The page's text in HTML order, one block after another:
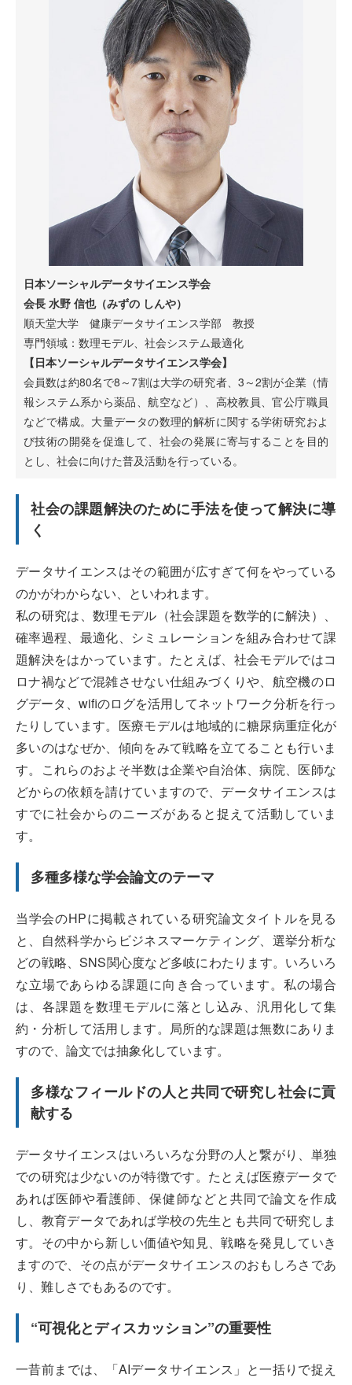
日本ソーシャルデータサイエンス学会
会長 水野 信也（みずの しんや）
順天堂大学 健康データサイエンス学部 教授
専門領域：数理モデル、社会システム最適化
【日本ソーシャルデータサイエンス学会】
会員数は約80名で8～7割は大学の研究者、3～2割が企業（情
報システム系から薬品、航空など）、高校教員、官公庁職員
などで構成。大量データの数理的解析に関する学術研究およ
び技術の開発を促進して、社会の発展に寄与することを目的
とし、社会に向けた普及活動を行っている。
社会の課題解決のために手法を使って解決に導
く
データサイエンスはその範囲が広すぎて何をやっている
のかがわからない、といわれます。
私の研究は、数理モデル（社会課題を数学的に解決）、
確率過程、最適化、シミュレーションを組み合わせて課
題解決をはかっています。たとえば、社会モデルではコ
ロナ禍などで混雑させない仕組みづくりや、航空機のロ
グデータ、wifiのログを活用してネットワーク分析を行っ
たりしています。医療モデルは地域的に糖尿病重症化が
多いのはなぜか、傾向をみて戦略を立てることも行いま
す。これらのおよそ半数は企業や自治体、病院、医師な
どからの依頼を請けていますので、データサイエンスは
すでに社会からのニーズがあると捉えて活動していま
す。
多種多様な学会論文のテーマ
当学会のHPに掲載されている研究論文タイトルを見る
と、自然科学からビジネスマーケティング、選挙分析な
どの戦略、SNS関心度など多岐にわたります。いろいろ
な立場であらゆる課題に向き合っています。私の場合
は、各課題を数理モデルに落とし込み、汎用化して集
約・分析して活用します。局所的な課題は無数にありま
すので、論文では抽象化しています。
多様なフィールドの人と共同で研究し社会に貢
献する
データサイエンスはいろいろな分野の人と繋がり、単独
での研究は少ないのが特徴です。たとえば医療データで
あれば医師や看護師、保健師などと共同で論文を作成
し、教育データであれば学校の先生とも共同で研究しま
す。その中から新しい価値や知見、戦略を発見していき
ますので、その点がデータサイエンスのおもしろさであ
り、難しさでもあるのです。
“可視化とディスカッション”の重要性
一昔前までは、「AIデータサイエンス」と一括りで捉え